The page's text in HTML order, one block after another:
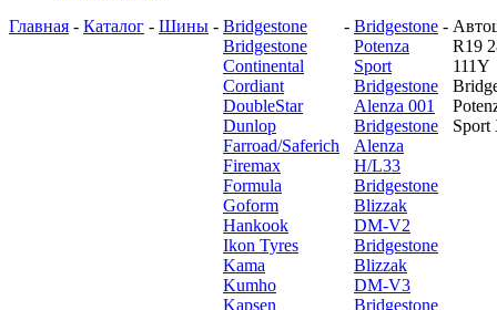
Главная - Каталог - Шины - Bridgestone
Bridgestone
Continental
Cordiant
DoubleStar
Dunlop
Farroad/Saferich
Firemax
Formula
Goform
Hankook
Ikon Tyres
Kama
Kumho
Kapsen
- Bridgestone
Potenza
Sport
Bridgestone
Alenza 001
Bridgestone
Alenza
H/L33
Bridgestone
Blizzak
DM-V2
Bridgestone
Blizzak
DM-V3
Bridgestone
-
R19
111Y